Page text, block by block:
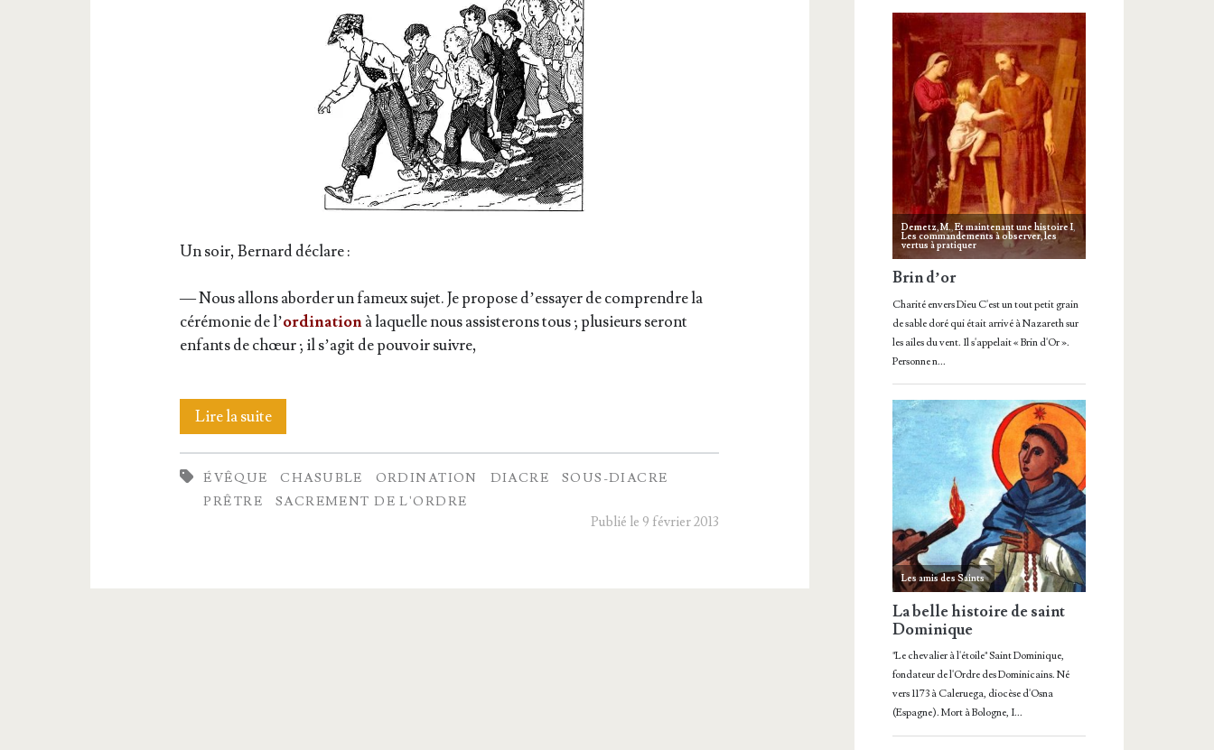
Un soir, Ber­nard déclare :
— Nous allons abor­der un fameux sujet. Je pro­pose d’essayer de com­prendre la
céré­mo­nie de l’ordi­na­tion à laquelle nous assis­te­rons tous ; plu­sieurs seront
enfants de chœur ; il s’agit de pou­voir suivre,
Lire la suiteL’Ordre
ÉVÊQUE CHASUBLE ORDINATION DIACRE
SOUS-DIACRE
PRÊTRE
SACREMENT DE L'ORDRE
Publié le 9 février 2013